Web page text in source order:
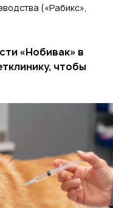
(«Рабикс»,
«Нобивак» в
чтобы